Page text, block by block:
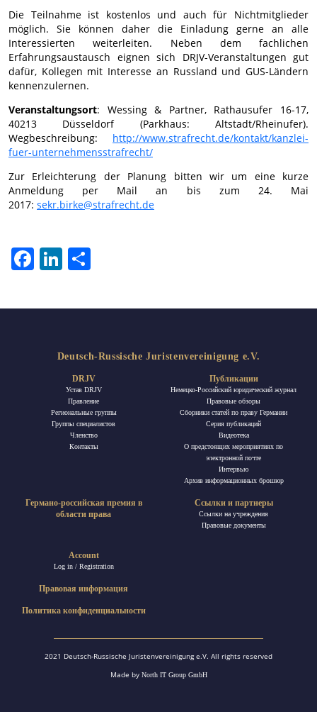
Die Teilnahme ist kostenlos und auch für Nichtmitglieder
möglich. Sie können daher die Einladung gerne an alle
Interessierten weiterleiten. Neben dem fachlichen
Erfahrungsaustausch eignen sich DRJV-Veranstaltungen gut
dafür, Kollegen mit Interesse an Russland und GUS-Ländern
kennenzulernen.
Veranstaltungsort: Wessing & Partner, Rathausufer 16-17,
40213 Düsseldorf (Parkhaus: Altstadt/Rheinufer).
Wegbeschreibung: http://www.strafrecht.de/kontakt/kanzlei-
fuer-unternehmensstrafrecht/
Zur Erleichterung der Planung bitten wir um eine kurze
Anmeldung per Mail an bis zum 24. Mai
2017: sekr.birke@strafrecht.de
FacebookLinkedIn
Deutsch-Russische Juristenvereinigung e.V.
DRJV
Устав DRJV
Правление
Региональные группы
Группы специалистов
Членство
Контакты
Публикации
Немецко-Российский юридический журнал
Правовые обзоры
Сборники статей по праву Германии
Ceрия публикаций
Видеотека
О предстоящих мероприятиях по
электронной почте
Интервью
Архив информационных брошюр
Германо-российская премия в
области права
Account
Log in / Registration
Ссылки и партнеры
Ссылки на учреждения
Правовые документы
Правовая информация
Политика конфиденциальности
2021 Deutsch-Russische Juristenvereinigung e.V. All rights reserved
Made by North IT Group GmbH